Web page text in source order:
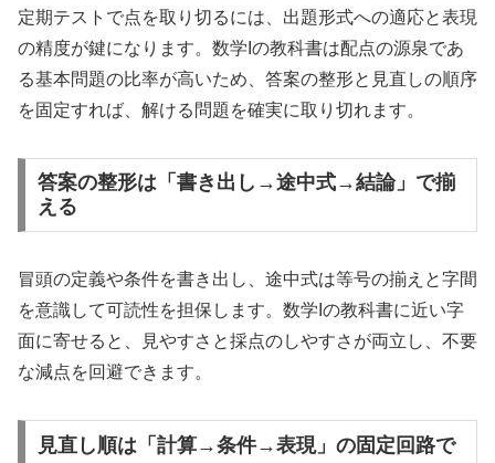
定期テストで点を取り切るには、出題形式への適応と表現
の精度が鍵になります。数学Iの教科書は配点の源泉であ
る基本問題の比率が高いため、答案の整形と見直しの順序
を固定すれば、解ける問題を確実に取り切れます。
答案の整形は「書き出し→途中式→結論」で揃
える
冒頭の定義や条件を書き出し、途中式は等号の揃えと字間
を意識して可読性を担保します。数学Iの教科書に近い字
面に寄せると、見やすさと採点のしやすさが両立し、不要
な減点を回避できます。
見直し順は「計算→条件→表現」の固定回路で